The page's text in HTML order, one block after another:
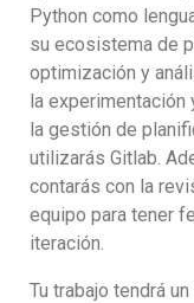
Python como
su ecosistema de
optimización y
la experimentación
la gestión de
utilizarás Gitlab.
contarás con la
equipo para tener
iteración.
Tu trabajo tendrá